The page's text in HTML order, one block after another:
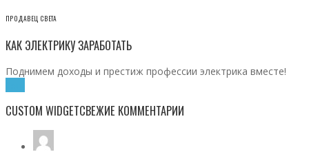
ПРОДАВЕЦ СВЕТА
КАК ЭЛЕКТРИКУ ЗАРАБОТАТЬ
Поднимем доходы и престиж профессии электрика вместе!
CUSTOM WIDGETСВЕЖИЕ КОММЕНТАРИИ